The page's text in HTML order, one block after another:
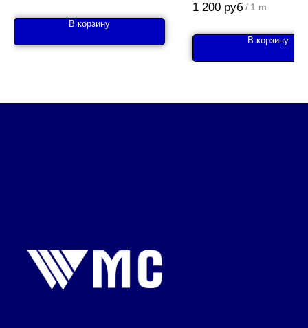
В корзину
1 200 руб / 1 m
В корзину